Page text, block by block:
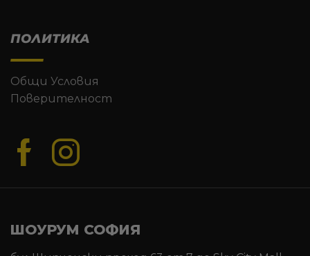
ПОЛИТИКА
Общи Условия
Поверителност
ШОУРУМ СОФИЯ